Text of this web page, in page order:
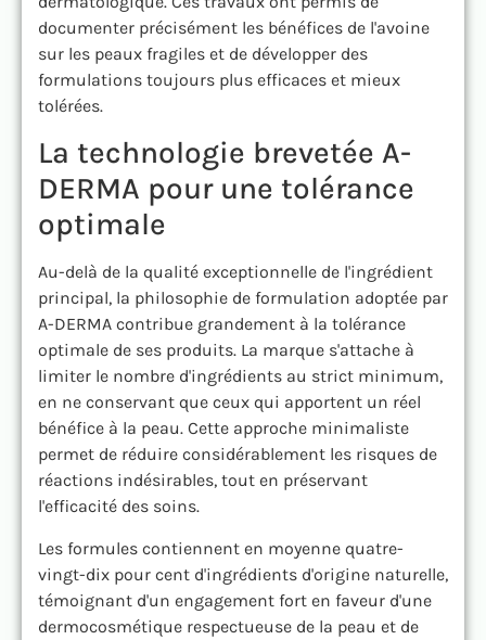
documenter précisément les bénéfices de l'avoine
sur les peaux fragiles et de développer des
formulations toujours plus efficaces et mieux
tolérées.
La technologie brevetée A-
DERMA pour une tolérance
optimale
Au-delà de la qualité exceptionnelle de l'ingrédient
principal, la philosophie de formulation adoptée par
A-DERMA contribue grandement à la tolérance
optimale de ses produits. La marque s'attache à
limiter le nombre d'ingrédients au strict minimum,
en ne conservant que ceux qui apportent un réel
bénéfice à la peau. Cette approche minimaliste
permet de réduire considérablement les risques de
réactions indésirables, tout en préservant
l'efficacité des soins.
Les formules contiennent en moyenne quatre-
vingt-dix pour cent d'ingrédients d'origine naturelle,
témoignant d'un engagement fort en faveur d'une
dermocosmétique respectueuse de la peau et de